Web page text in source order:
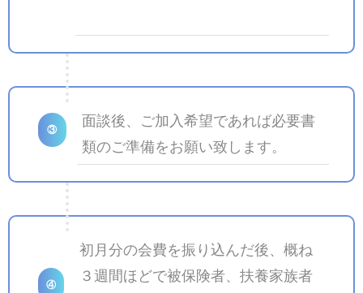
③
面談後、ご加入希望であれば必要書
類のご準備をお願い致します。
④
初月分の会費を振り込んだ後、概ね
３週間ほどで被保険者、扶養家族者